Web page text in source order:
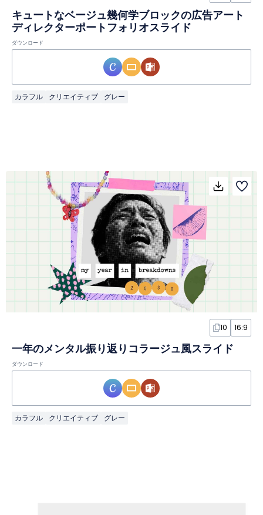
キュートなベージュ幾何学ブロックの広告アート
ディレクターポートフォリオスライド
ダウンロード
カラフル クリエイティブ グレー
10 16:9
一年のメンタル振り返りコラージュ風スライド
ダウンロード
カラフル クリエイティブ グレー